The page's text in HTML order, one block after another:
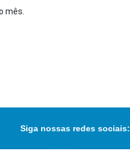
mês.
Siga nossas redes sociais: